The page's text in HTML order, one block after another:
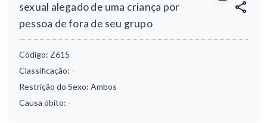
sexual alegado de uma criança por
pessoa de fora de seu grupo
Código: Z615
Classificação: -
Restrição do Sexo: Ambos
Causa óbito: -